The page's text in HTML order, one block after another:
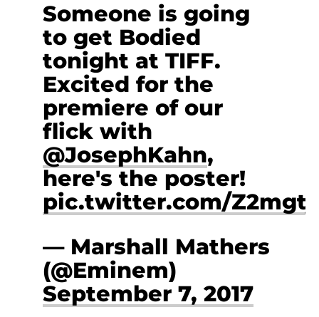
Someone is going
to get Bodied
tonight at TIFF.
Excited for the
premiere of our
flick with
@JosephKahn,
here's the poster!
pic.twitter.com/
— Marshall Mathers
(@Eminem)
September 7, 2017